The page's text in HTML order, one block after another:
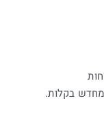
בקלות.